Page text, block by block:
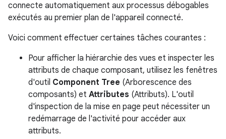
connecte automatiquement aux processus débogables
exécutés au premier plan de l'appareil connecté.
Voici comment effectuer certaines tâches courantes :
Pour afficher la hiérarchie des vues et inspecter les
attributs de chaque composant, utilisez les fenêtres
d'outil Component Tree (Arborescence des
composants) et Attributes (Attributs). L'outil
d'inspection de la mise en page peut nécessiter un
redémarrage de l'activité pour accéder aux
attributs.